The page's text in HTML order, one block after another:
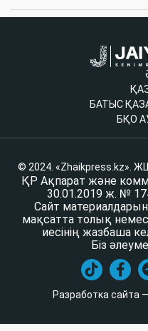
БАТЫС
БҚО
© 2024. «Zhaikpress.kz».
ҚР Ақпарат және
30.01.2019 ж. №
Сайт
мақсатта толық
иесінің жазбаша
Біз
Разработка сайта